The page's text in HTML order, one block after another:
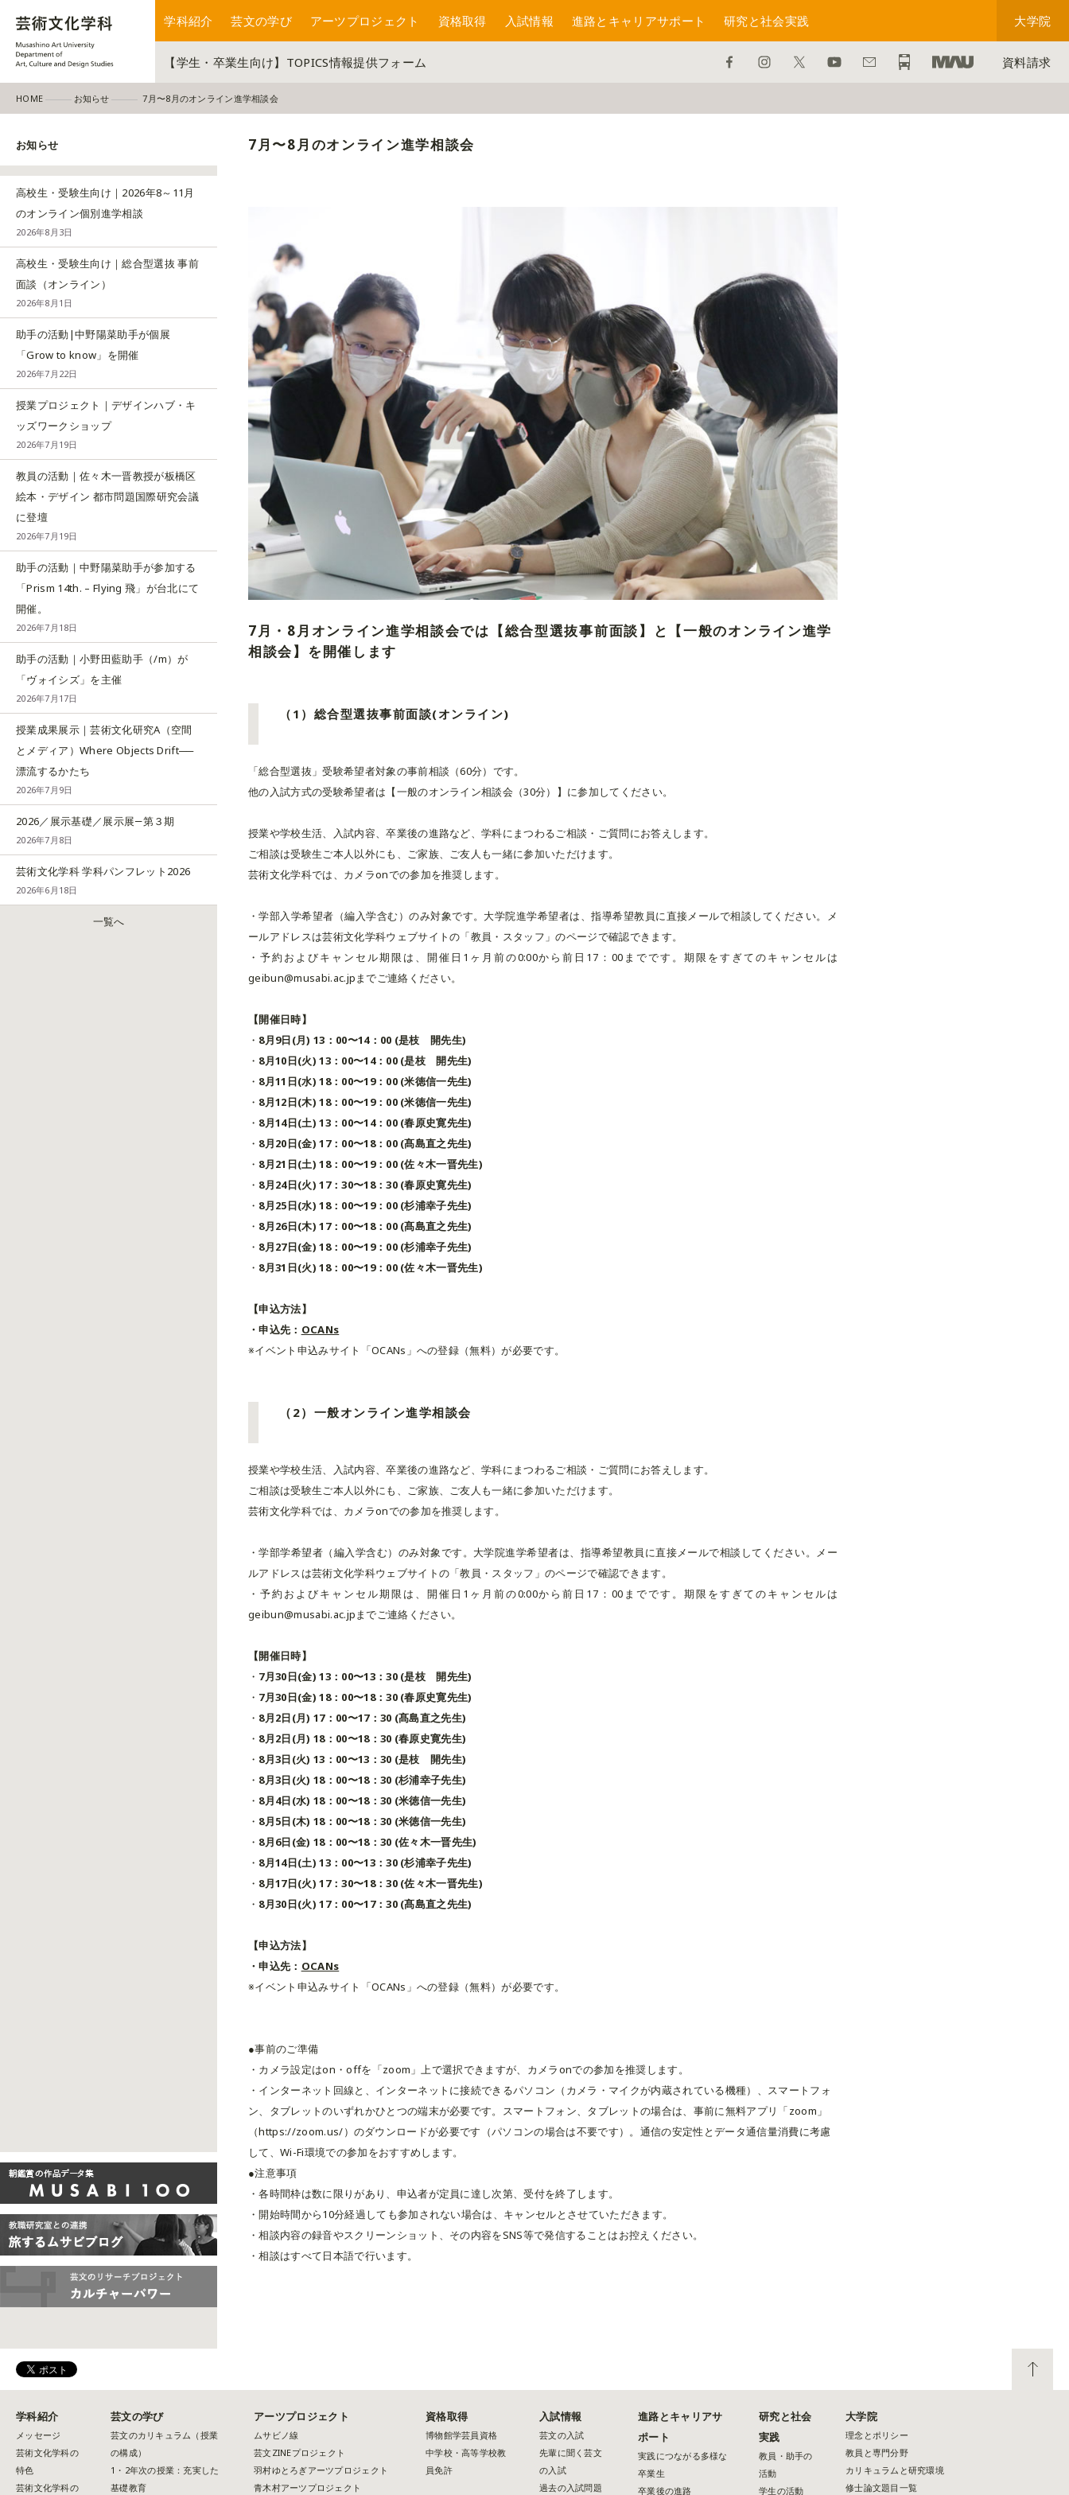
学科紹介 芸文の学び アーツプロジェクト 資格取得 入試情報 進路とキャリアサポート 研究と社会実践 大学院
【学生・卒業生向け】TOPICS情報提供フォーム 資料請求
HOME お知らせ 7月〜8月のオンライン進学相談会
7月〜8月のオンライン進学相談会
7月・8月オンライン進学相談会では【総合型選抜事前面談】と【一般のオンライン進学
相談会】を開催します
（1）総合型選抜事前面談(オンライン)
「総合型選抜」受験希望者対象の事前相談（60分）です。
他の入試方式の受験希望者は【一般のオンライン相談会（30分）】に参加してください。
授業や学校生活、入試内容、卒業後の進路など、学科にまつわるご相談・ご質問にお答えします。
ご相談は受験生ご本人以外にも、ご家族、ご友人も一緒に参加いただけます。
芸術文化学科では、カメラonでの参加を推奨します。
・学部入学希望者（編入学含む）のみ対象です。大学院進学希望者は、指導希望教員に直接メールで相談してください。メ
ールアドレスは芸術文化学科ウェブサイトの「教員・スタッフ」のページで確認できます。
・予約およびキャンセル期限は、開催日1ヶ月前の0:00から前日17：00までです。期限をすぎてのキャンセルは
geibun@musabi.ac.jpまでご連絡ください。
【開催日時】
・ 8月9日(月) 13：00〜14：00 (是枝 開先生)
・ 8月10日(火) 13：00〜14：00 (是枝 開先生)
・ 8月11日(水) 18：00〜19：00 (米徳信一先生)
・ 8月12日(木) 18：00〜19：00 (米徳信一先生)
・ 8月14日(土) 13：00〜14：00 (春原史寛先生)
・ 8月20日(金) 17：00〜18：00 (髙島直之先生)
・ 8月21日(土) 18：00〜19：00 (佐々木一晋先生)
・ 8月24日(火) 17：30〜18：30 (春原史寛先生)
・ 8月25日(水) 18：00〜19：00 (杉浦幸子先生)
・ 8月26日(木) 17：00〜18：00 (髙島直之先生)
・ 8月27日(金) 18：00〜19：00 (杉浦幸子先生)
・ 8月31日(火) 18：00〜19：00 (佐々木一晋先生)
【申込方法】
・申込先： OCANs
※イベント申込みサイト「OCANs」への登録（無料）が必要です。
（2）一般オンライン進学相談会
授業や学校生活、入試内容、卒業後の進路など、学科にまつわるご相談・ご質問にお答えします。
ご相談は受験生ご本人以外にも、ご家族、ご友人も一緒に参加いただけます。
芸術文化学科では、カメラonでの参加を推奨します。
・学部学希望者（編入学含む）のみ対象です。大学院進学希望者は、指導希望教員に直接メールで相談してください。メー
ルアドレスは芸術文化学科ウェブサイトの「教員・スタッフ」のページで確認できます。
・予約およびキャンセル期限は、開催日1ヶ月前の0:00から前日17：00までです。期限をすぎてのキャンセルは
geibun@musabi.ac.jpまでご連絡ください。
【開催日時】
・ 7月30日(金) 13：00〜13：30 (是枝 開先生)
・ 7月30日(金) 18：00〜18：30 (春原史寛先生)
・ 8月2日(月) 17：00〜17：30 (髙島直之先生)
・ 8月2日(月) 18：00〜18：30 (春原史寛先生)
・ 8月3日(火) 13：00〜13：30 (是枝 開先生)
・ 8月3日(火) 18：00〜18：30 (杉浦幸子先生)
・ 8月4日(水) 18：00〜18：30 (米徳信一先生)
・ 8月5日(木) 18：00〜18：30 (米徳信一先生)
・ 8月6日(金) 18：00〜18：30 (佐々木一晋先生)
・ 8月14日(土) 13：00〜13：30 (杉浦幸子先生)
・ 8月17日(火) 17：30〜18：30 (佐々木一晋先生)
・ 8月30日(火) 17：00〜17：30 (髙島直之先生)
【申込方法】
・申込先： OCANs
※イベント申込みサイト「OCANs」への登録（無料）が必要です。
●事前のご準備
・カメラ設定はon・offを「zoom」上で選択できますが、カメラonでの参加を推奨します。
・インターネット回線と、インターネットに接続できるパソコン（カメラ・マイクが内蔵されている機種）、スマートフォ
ン、タブレットのいずれかひとつの端末が必要です。スマートフォン、タブレットの場合は、事前に無料アプリ「zoom」
（https://zoom.us/）のダウンロードが必要です（パソコンの場合は不要です）。通信の安定性とデータ通信量消費に考慮
して、Wi-Fi環境での参加をおすすめします。
●注意事項
・各時間枠は数に限りがあり、申込者が定員に達し次第、受付を終了します。
・開始時間から10分経過しても参加されない場合は、キャンセルとさせていただきます。
・相談内容の録音やスクリーンショット、その内容をSNS等で発信することはお控えください。
・相談はすべて日本語で行います。
お知らせ
高校生・受験生向け｜2026年8～11月
のオンライン個別進学相談
2026年8月3日
高校生・受験生向け｜総合型選抜 事前
面談（オンライン）
2026年8月1日
助手の活動|中野陽菜助手が個展
「Grow to know」を開催
2026年7月22日
授業プロジェクト｜デザインハブ・キ
ッズワークショップ
2026年7月19日
教員の活動｜佐々木一晋教授が板橋区
絵本・デザイン 都市問題国際研究会議
に登壇
2026年7月19日
助手の活動｜中野陽菜助手が参加する
「Prism 14th. – Flying 飛」が台北にて
開催。
2026年7月18日
助手の活動｜小野田藍助手（/m）が
「ヴォイシズ」を主催
2026年7月17日
授業成果展示｜芸術文化研究A（空間
とメディア）Where Objects Drift──
漂流するかたち
2026年7月9日
2026／展示基礎／展示展―第３期
2026年7月8日
芸術文化学科 学科パンフレット2026
2026年6月18日
一覧へ
学科紹介
メッセージ
芸術文化学科の
特色
芸術文化学科の
芸文の学び
芸文のカリキュラム（授業
の構成）
1・2年次の授業：充実した
基礎教育
アーツプロジェクト
ムサビノ線
芸文ZINEプロジェクト
羽村ゆとろぎアーツプロジェクト
青木村アーツプロジェクト
資格取得
博物館学芸員資格
中学校・高等学校教
員免許
入試情報
芸文の入試
先輩に聞く芸文
の入試
過去の入試問題
進路とキャリアサ
ポート
実践につながる多様な
卒業生
卒業後の進路
研究と社会
実践
教員・助手の
活動
学生の活動
大学院
理念とポリシー
教員と専門分野
カリキュラムと研究環境
修士論文題目一覧